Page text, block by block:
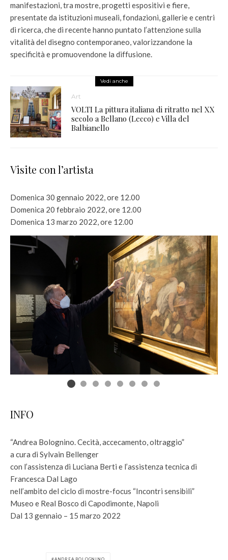
manifestazioni, tra mostre, progetti espositivi e fiere,
presentate da istituzioni museali, fondazioni, gallerie e centri
di ricerca, che di recente hanno puntato l’attenzione sulla
vitalità del disegno contemporaneo, valorizzandone la
specificità e promuovendone la diffusione.
Vedi anche
Art
VOLTI La pittura italiana di ritratto nel XX
secolo a Bellano (Lecco) e Villa del
Balbianello
Visite con l’artista
Domenica 30 gennaio 2022, ore 12.00
Domenica 20 febbraio 2022, ore 12.00
Domenica 13 marzo 2022, ore 12.00
INFO
“Andrea Bolognino. Cecità, accecamento, oltraggio”
a cura di Sylvain Bellenger
con l’assistenza di Luciana Berti e l’assistenza tecnica di
Francesca Dal Lago
nell’ambito del ciclo di mostre-focus “Incontri sensibili”
Museo e Real Bosco di Capodimonte, Napoli
Dal 13 gennaio – 15 marzo 2022
ANDREA BOLOGNINO